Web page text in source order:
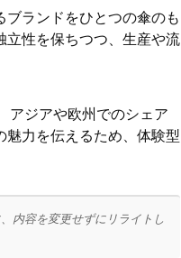
ランドをひとつの傘のも
立性を保ちつつ、生産や流
アジアや欧州でのシェア
力を伝えるため、体験型
内容を変更せずにリライトし